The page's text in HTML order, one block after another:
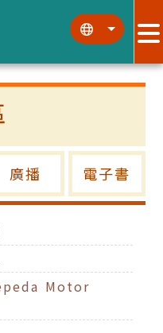
::: :::
廣播 電子書
Motor